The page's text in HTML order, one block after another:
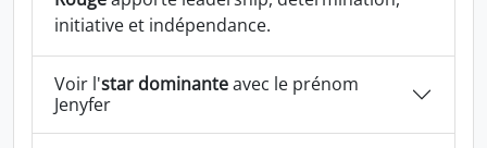
initiative et indépendance.
Voir l'star dominanteavec le prénom
Jenyfer